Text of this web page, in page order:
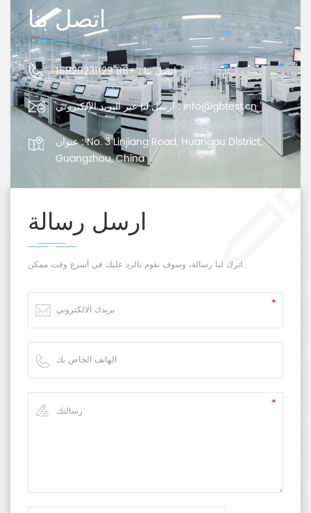
اتصل بنا
اتصل بنا :+86 15820231129
ارسل لنا عبر البريد الإلكتروني :info@gbtest.cn
عنوان :No. 3 Linjiang Road, Huangpu District,
Guangzhou, China
ارسل رسالة
اترك لنا رسالة، وسوف نقوم بالرد عليك في أسرع وقت ممكن.